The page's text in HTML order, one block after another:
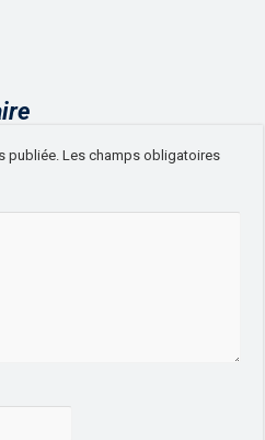
publiée. Les champs obligatoires